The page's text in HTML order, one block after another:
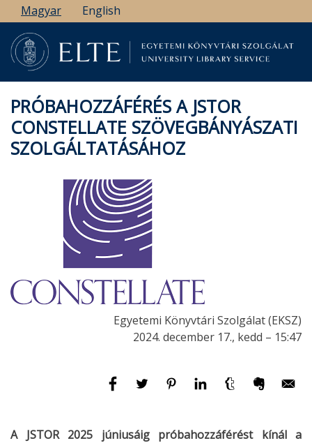
Ugrás
a
tartalomra
Magyar English
PRÓBAHOZZÁFÉRÉS A JSTOR
CONSTELLATE SZÖVEGBÁNYÁSZATI
SZOLGÁLTATÁSÁHOZ
Egyetemi Könyvtári Szolgálat (EKSZ)
2024. december 17., kedd – 15:47
A JSTOR 2025 júniusáig próbahozzáférést kínál a